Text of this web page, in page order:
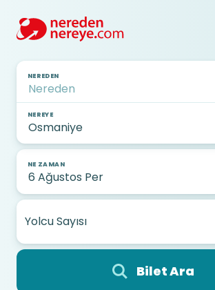
NEREDEN
NEREYE
NE ZAMAN
Yolcu Sayısı
Bilet Ara